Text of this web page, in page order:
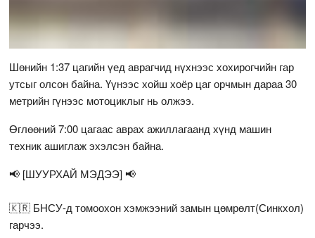
Шөнийн 1:37 цагийн үед аврагчид нүхнээс хохирогчийн гар
утсыг олсон байна. Үүнээс хойш хоёр цаг орчмын дараа 30
метрийн гүнээс мотоциклыг нь олжээ.
Өглөөний 7:00 цагаас аврах ажиллагаанд хүнд машин
техник ашиглаж эхэлсэн байна.
📢 [ШУУРХАЙ МЭДЭЭ] 📢
🇰🇷 БНСУ-д томоохон хэмжээний замын цөмрөлт(Синкхол)
гарчээ.